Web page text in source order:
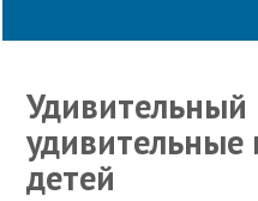
удивительные
детей